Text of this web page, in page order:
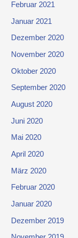
Februar 2021
Januar 2021
Dezember 2020
November 2020
Oktober 2020
September 2020
August 2020
Juni 2020
Mai 2020
April 2020
März 2020
Februar 2020
Januar 2020
Dezember 2019